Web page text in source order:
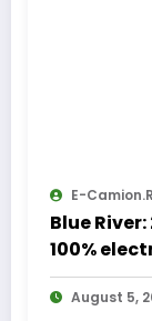
E-
Blue
100%
August 5,